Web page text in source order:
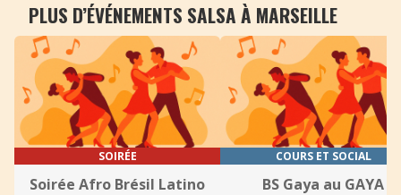
PLUS D’ÉVÉNEMENTS SALSA À MARSEILLE
SOIRÉE
Soirée Afro Brésil Latino
COURS ET SOCIAL
BS Gaya au GAYA